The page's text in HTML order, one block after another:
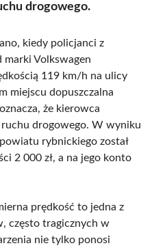
drogowego.
kiedy policjanci z
Volkswagen
119 km/h na ulicy
miejscu dopuszczalna
że kierowca
ruchu drogowego. W wyniku
rybnickiego został
2 000 zł, a na jego konto
prędkość to jedna z
często tragicznych w
nie tylko ponosi